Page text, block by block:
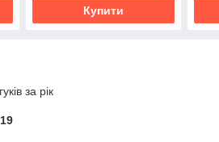
Купити
за рік